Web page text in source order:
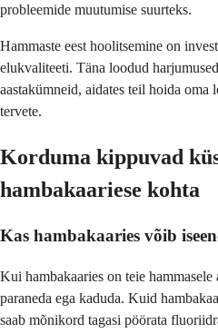
probleemide muutumise suurteks.
Hammaste eest hoolitsemine on
elukvaliteeti. Täna loodud
aastakümneid, aidates teil hoida oma
tervete.
Korduma kippuvad
hambakaariese kohta
Kas hambakaaries võib
Kui hambakaaries on teie hammasele
paraneda ega kaduda. Kuid
saab mõnikord tagasi pöörata